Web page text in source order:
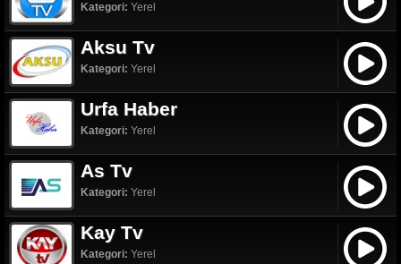
Kategori: Yerel
Aksu Tv
Kategori: Yerel
Urfa Haber
Kategori: Yerel
As Tv
Kategori: Yerel
Kay Tv
Kategori: Yerel